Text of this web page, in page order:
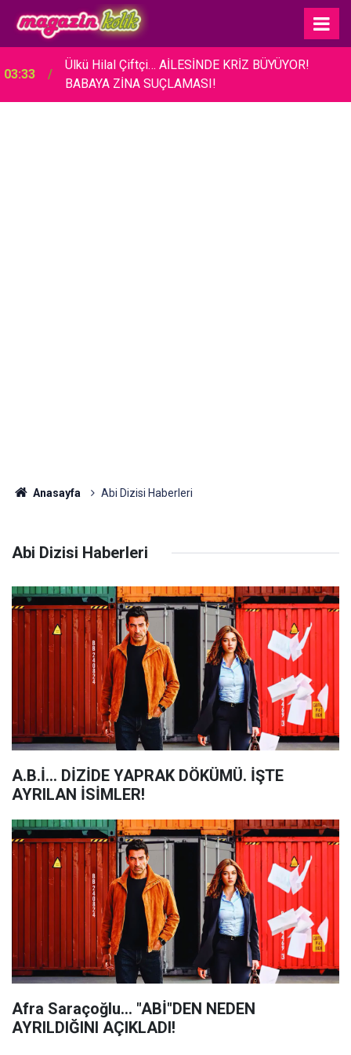
03:33
Ülkü Hilal Çiftçi… AİLESİNDE KRİZ BÜYÜYOR!
BABAYA ZİNA SUÇLAMASI!
Anasayfa Abi Dizisi Haberleri
Abi Dizisi Haberleri
A.B.İ... DİZİDE YAPRAK DÖKÜMÜ. İŞTE
AYRILAN İSİMLER!
Afra Saraçoğlu... "ABİ"DEN NEDEN
AYRILDIĞINI AÇIKLADI!